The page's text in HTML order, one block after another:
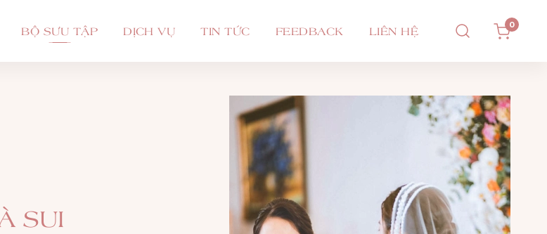
BỘ SƯU TẬP DỊCH VỤ TIN TỨC FEEDBACK LIÊN HỆ 0
SUI